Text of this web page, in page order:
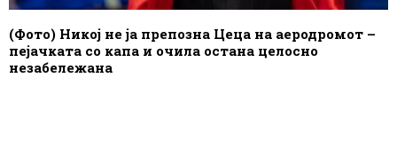
(Фото) Никој не ја препозна Цеца на аеродромот –
пејачката со капа и очила остана целосно
незабележана